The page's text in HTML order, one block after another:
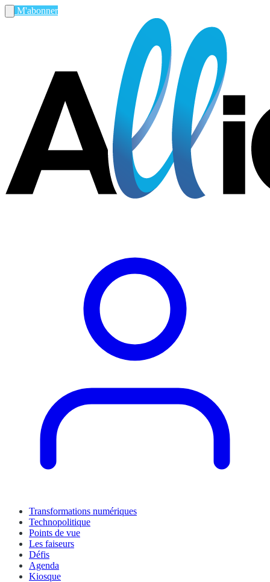
M'abonner
Transformations numériques
Technopolitique
Points de vue
Les faiseurs
Défis
Agenda
Kiosque